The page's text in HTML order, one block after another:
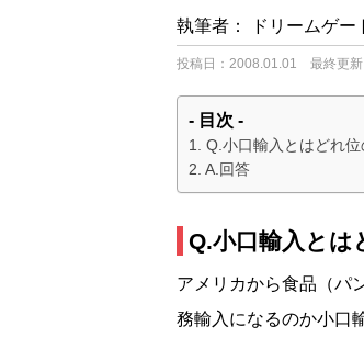
執筆者： ドリームゲー
投稿日：2008.01.01 最終更新
- 目次 -
Q.小口輸入とはどれ位
A.回答
Q.小口輸入とは
アメリカから食品（パ
務輸入になるのか小口